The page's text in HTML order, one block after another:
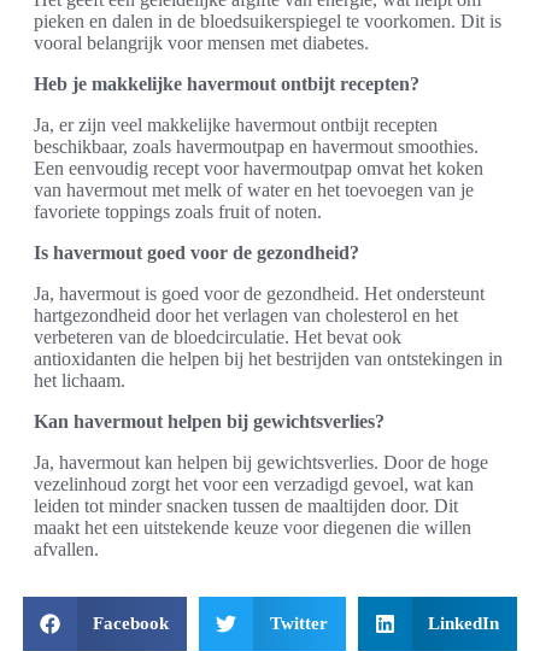
pieken en dalen in de bloedsuikerspiegel te voorkomen. Dit is
vooral belangrijk voor mensen met diabetes.
Heb je makkelijke havermout ontbijt recepten?
Ja, er zijn veel makkelijke havermout ontbijt recepten
beschikbaar, zoals havermoutpap en havermout smoothies.
Een eenvoudig recept voor havermoutpap omvat het koken
van havermout met melk of water en het toevoegen van je
favoriete toppings zoals fruit of noten.
Is havermout goed voor de gezondheid?
Ja, havermout is goed voor de gezondheid. Het ondersteunt
hartgezondheid door het verlagen van cholesterol en het
verbeteren van de bloedcirculatie. Het bevat ook
antioxidanten die helpen bij het bestrijden van ontstekingen in
het lichaam.
Kan havermout helpen bij gewichtsverlies?
Ja, havermout kan helpen bij gewichtsverlies. Door de hoge
vezelinhoud zorgt het voor een verzadigd gevoel, wat kan
leiden tot minder snacken tussen de maaltijden door. Dit
maakt het een uitstekende keuze voor diegenen die willen
afvallen.
Facebook Twitter LinkedIn